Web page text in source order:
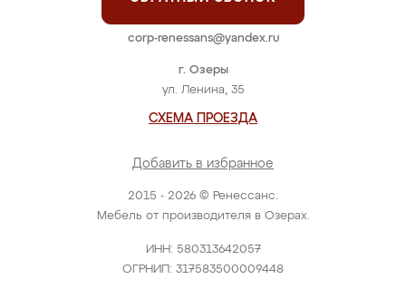
2015 - 2026 © Ренессанс.
Мебель от производителя в Озерах.
ИНН: 580313642057
ОГРНИП: 317583500009448
г. Озеры
ул. Ленина, 35
СХЕМА ПРОЕЗДА
Добавить в избранное
corp-renessans@yandex.ru